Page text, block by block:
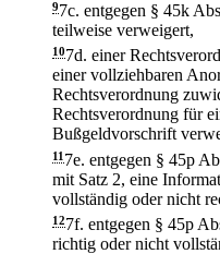
97c. entgegen § 45k
teilweise verweigert,
107d. einer
einer vollziehbaren
Rechtsverordnung
Rechtsverordnung für
Bußgeldvorschrift
11 7e. entgegen § 45p
mit Satz 2, eine
vollständig oder nicht
127f. entgegen § 45p
richtig oder nicht